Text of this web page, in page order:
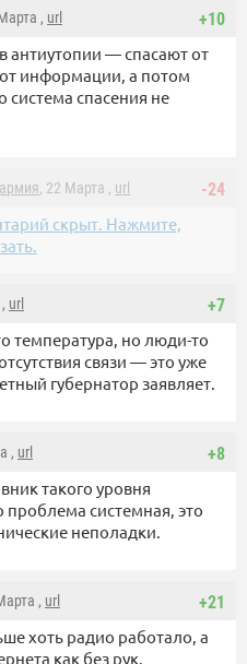
+10
, url
антиутопии — спасают от
от информации, а потом
система спасения не
-24
, 22 Марта , url
скрыт. Нажмите,
+7
url
температура, но люди-то
связи — это уже
губернатор заявляет.
+8
, url
такого уровня
проблема системная, это
неполадки.
+21
, url
хоть радио работало, а
как без рук.